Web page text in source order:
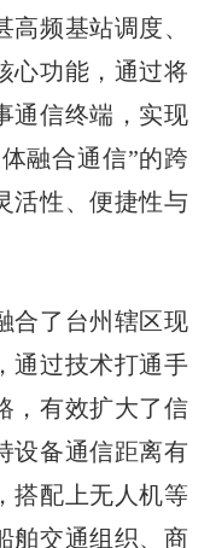
频基站调度、
心功能，通过将
通信终端，实现
融合通信”的跨
活性、便捷性与
合了台州辖区现
通过技术打通手
，有效扩大了信
设备通信距离有
搭配上无人机等
舶交通组织、商